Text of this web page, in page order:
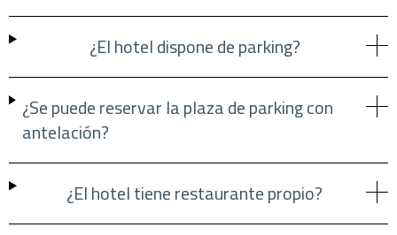
¿El hotel dispone de parking?
¿Se puede reservar la plaza de parking con
antelación?
¿El hotel tiene restaurante propio?